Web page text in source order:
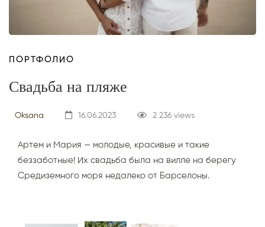
ПОРТФОЛИО
Свадьба на пляже
Oksana 16.06.2023 2 236 views
Артем и Мария — молодые, красивые и такие
беззаботные! Их свадьба была на вилле на берегу
Средиземного моря недалеко от Барселоны.